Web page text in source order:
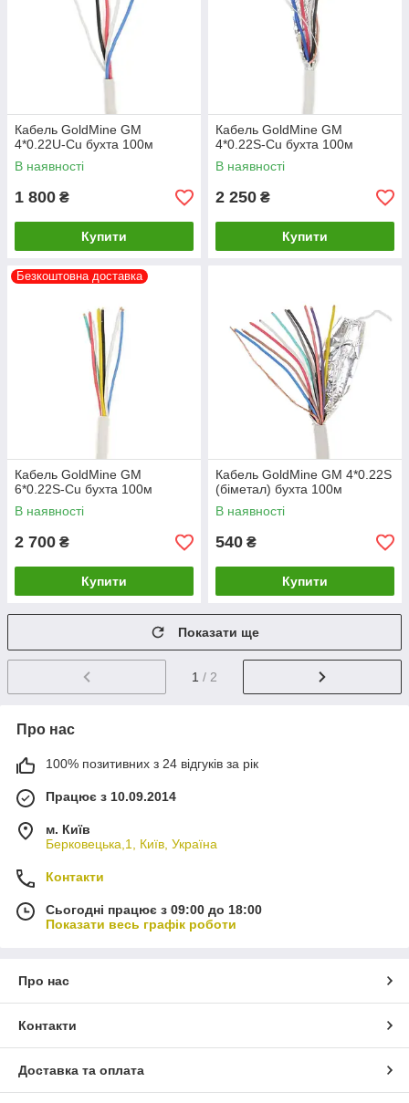
Кабель GoldMine GM
4*0.22U-Cu бухта 100м
В наявності
1 800 ₴
Купити
Кабель GoldMine GM
4*0.22S-Cu бухта 100м
В наявності
2 250 ₴
Купити
Безкоштовна доставка
Кабель GoldMine GM
6*0.22S-Cu бухта 100м
В наявності
2 700 ₴
Купити
Кабель GoldMine GM 4*0.22S
(біметал) бухта 100м
В наявності
540 ₴
Купити
Показати ще
1 / 2
Про нас
100% позитивних з 24 відгуків за рік
Працює з 10.09.2014
м. Київ
Берковецька,1, Київ, Україна
Контакти
Сьогодні працює з 09:00 до 18:00
Показати весь графік роботи
Про нас
Контакти
Доставка та оплата